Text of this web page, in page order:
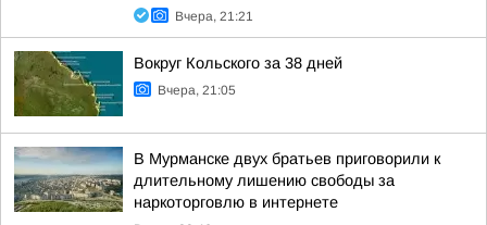
Вчера, 21:21
Вокруг Кольского за 38 дней
Вчера, 21:05
В Мурманске двух братьев приговорили к
длительному лишению свободы за
наркоторговлю в интернете